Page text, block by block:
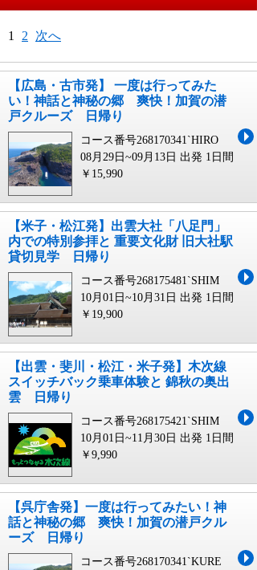
月 日
料金が高い順
1 2 次へ
【広島・古市発】 一度は行ってみた
い！神話と神秘の郷 爽快！加賀の潜
戸クルーズ 日帰り
コース番号268170341`HIRO
08月29日~09月13日 出発 1日間
￥15,990
【米子・松江発】出雲大社「八足門」
内での特別参拝と 重要文化財 旧大社駅
貸切見学 日帰り
コース番号268175481`SHIM
10月01日~10月31日 出発 1日間
￥19,900
【出雲・斐川・松江・米子発】木次線
スイッチバック乗車体験と 錦秋の奥出
雲 日帰り
コース番号268175421`SHIM
10月01日~11月30日 出発 1日間
￥9,990
【呉庁舎発】一度は行ってみたい！神
話と神秘の郷 爽快！加賀の潜戸クル
ーズ 日帰り
コース番号268170341`KURE